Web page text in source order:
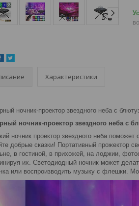
Характеристики
ночник-проектор звездного неба с
ночник-проектор звездного неба с
ночник проектор звездного неба
добрые сказки! Портативный прожектор
в гостиной, в прихожей, на лоджии,
их. Светодиодный ночник может
или воспроизводить музыку с флешки.